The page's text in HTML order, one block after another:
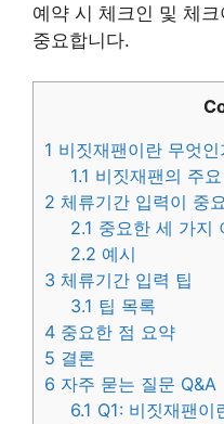
예약 시 체크인 및 체
중요합니다.
1 비짓재팬이란 무엇인
1.1 비짓재팬의 주
2 체류기간 입력이 중
2.1 중요한 세 가지
2.2 예시
3 체류기간 입력 팁
3.1 팁 목록
4 중요한 점 요약
5 결론
6 자주 묻는 질문 Q&A
6.1 Q1: 비짓재팬이